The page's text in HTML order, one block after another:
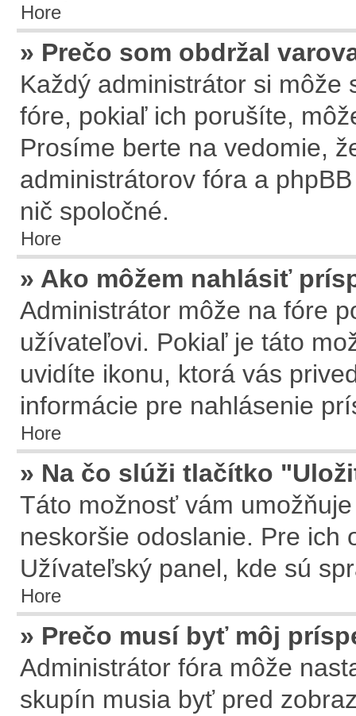
Hore
» Prečo som obdržal
Každý administrátor si
fóre, pokiaľ ich porušíte,
Prosíme berte na vedomie,
administrátorov fóra a
nič spoločné.
Hore
» Ako môžem nahlásiť
Administrátor môže na fóre
užívateľovi. Pokiaľ je táto
uvidíte ikonu, ktorá vás
informácie pre nahlásenie
Hore
» Na čo slúži tlačítko
Táto možnosť vám
neskoršie odoslanie. Pre ich
Užívateľský panel, kde sú
Hore
» Prečo musí byť môj
Administrátor fóra môže
skupín musia byť pred